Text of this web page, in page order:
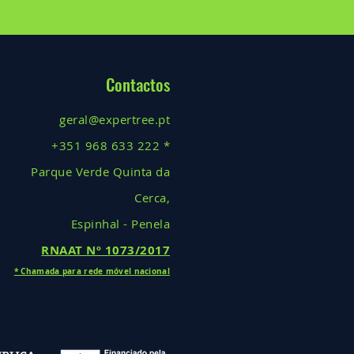
Contactos
geral@expertree.pt
+351 968 633 222 *
Parque Verde Quinta da
Cerca,
Espinhal - Penela
RNAAT Nº 1073/2017
* Chamada para rede móvel nacional